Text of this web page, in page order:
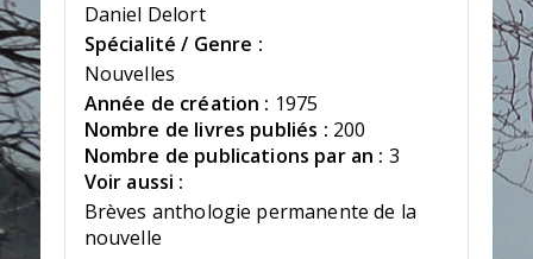
Daniel Delort
Spécialité / Genre :
Nouvelles
Année de création : 1975
Nombre de livres publiés : 200
Nombre de publications par an : 3
Voir aussi :
Brèves anthologie permanente de la
nouvelle